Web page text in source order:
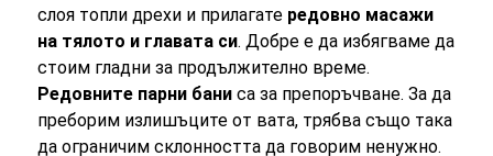
слоя топли дрехи и прилагате редовно масажи
на тялото и главата си. Добре е да избягваме да
стоим гладни за продължително време.
Редовните парни бани са за препоръчване. За да
преборим излишъците от вата, трябва също така
да ограничим склонността да говорим ненужно.